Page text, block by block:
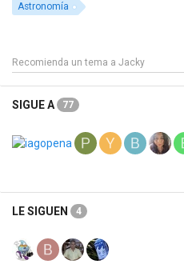
Astronomía
SIGUE A 77
LE SIGUEN 4